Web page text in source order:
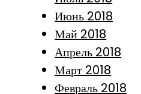
Июнь 2018
Май 2018
Апрель 2018
Март 2018
Февраль 2018